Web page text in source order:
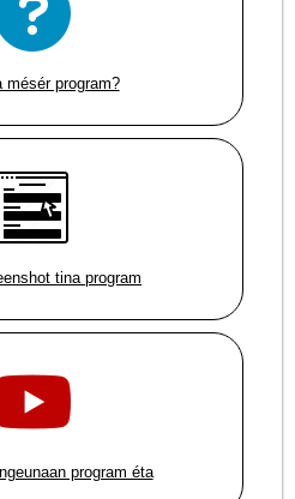
mésér program?
tina program
program éta